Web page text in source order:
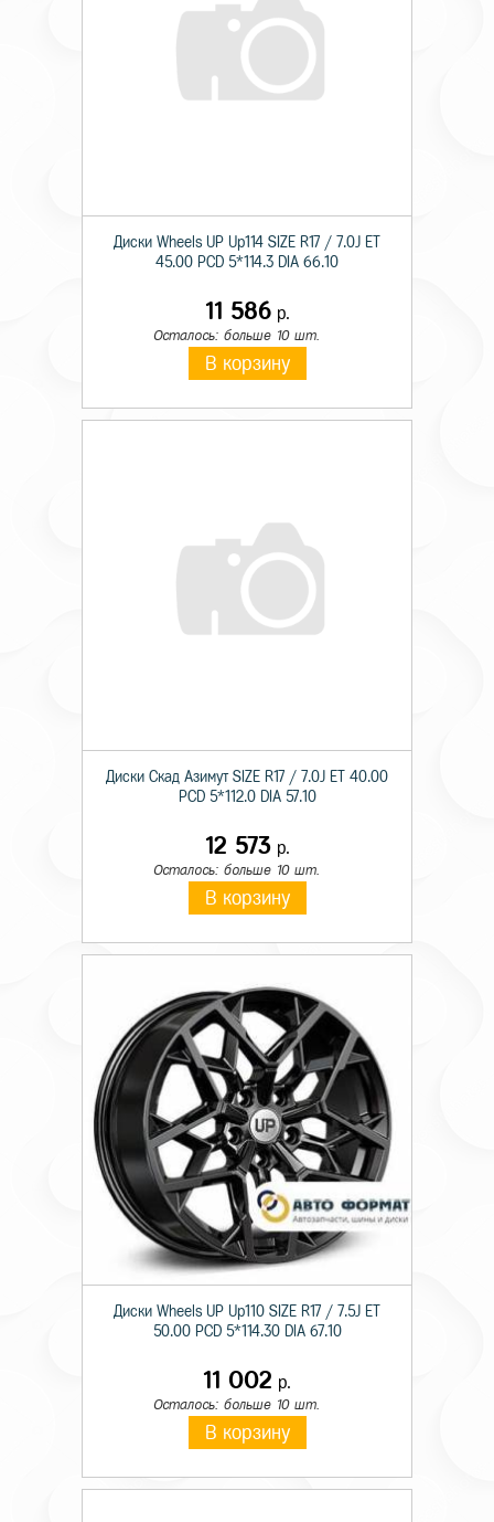
Диски Wheels UP Up114 SIZE R17 / 7.0J ET
45.00 PCD 5*114.3 DIA 66.10
11 586р.
Осталось: больше 10 шт.
В корзину
Диски Скад Азимут SIZE R17 / 7.0J ET 40.00
PCD 5*112.0 DIA 57.10
12 573р.
Осталось: больше 10 шт.
В корзину
Диски Wheels UP Up110 SIZE R17 / 7.5J ET
50.00 PCD 5*114.30 DIA 67.10
11 002 р.
Осталось: больше 10 шт.
В корзину